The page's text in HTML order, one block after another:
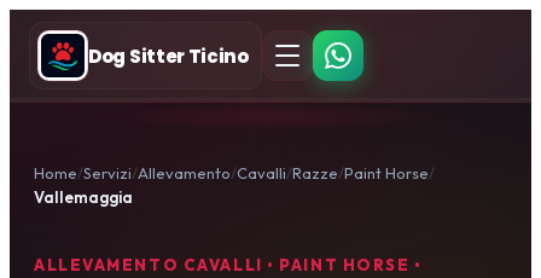
Dog Sitter Ticino
Home Servizi Allevamento Cavalli Razze Paint Horse
Vallemaggia
ALLEVAMENTO CAVALLI • PAINT HORSE •